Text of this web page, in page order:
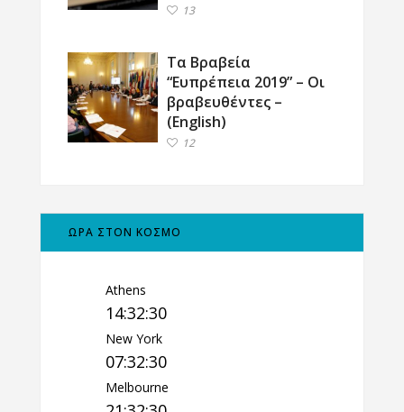
13
Τα Βραβεία
“Ευπρέπεια 2019” – Οι
βραβευθέντες –
(English)
12
ΩΡΑ ΣΤΟΝ ΚΟΣΜΟ
Athens
14:32:31
New York
07:32:31
Melbourne